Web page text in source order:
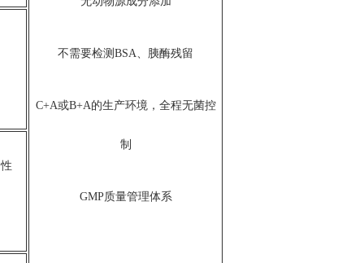
不需要检测BSA、胰酶残留
C+A或B+A的生产环境，全程无菌控
制
GMP质量管理体系